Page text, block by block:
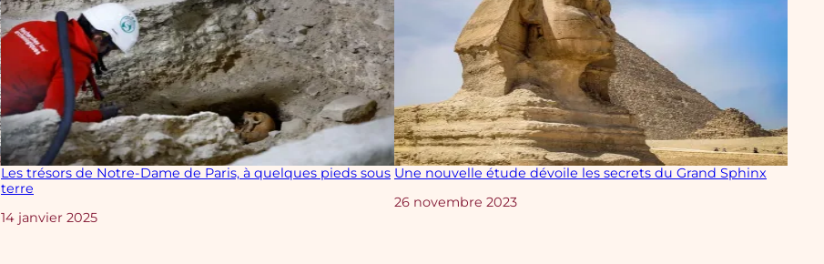
Les trésors de Notre-Dame de Paris, à quelques pieds sous
terre
Date
14 janvier 2025
Une nouvelle étude dévoile les secrets du Grand Sphinx
Date
26 novembre 2023